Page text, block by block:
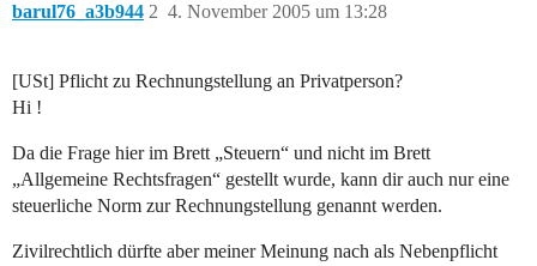
barul76_a3b944 4. November 2005 um 13:28
2
[USt] Pflicht zu Rechnungstellung an Privatperson?
Hi !
Da die Frage hier im Brett „Steuern“ und nicht im Brett
„Allgemeine Rechtsfragen“ gestellt wurde, kann dir auch nur eine
steuerliche Norm zur Rechnungstellung genannt werden.
Zivilrechtlich dürfte aber meiner Meinung nach als Nebenpflicht